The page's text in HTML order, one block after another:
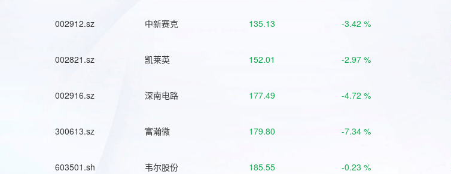
002912.sz 中新赛克 135.13 -3.42 %
002821.sz 凯莱英 152.01 -2.97 %
002916.sz 深南电路 177.49 -4.72 %
300613.sz 富瀚微 179.80 -7.34 %
603501.sh 韦尔股份 185.55 -0.23 %